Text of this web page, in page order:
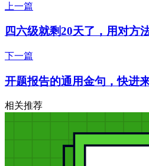
上一篇
四六级就剩20天了，用对方
下一篇
开题报告的通用金句，快进
相关推荐